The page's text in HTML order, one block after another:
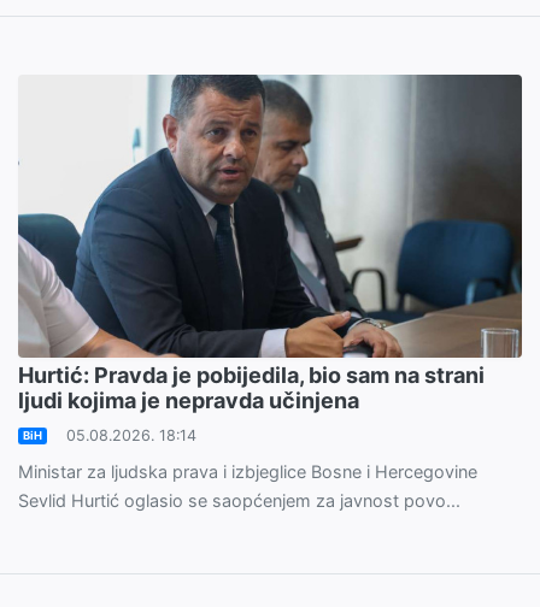
Hurtić: Pravda je pobijedila, bio sam na strani
ljudi kojima je nepravda učinjena
BiH 05.08.2026. 18:14
Ministar za ljudska prava i izbjeglice Bosne i Hercegovine
Sevlid Hurtić oglasio se saopćenjem za javnost povo...